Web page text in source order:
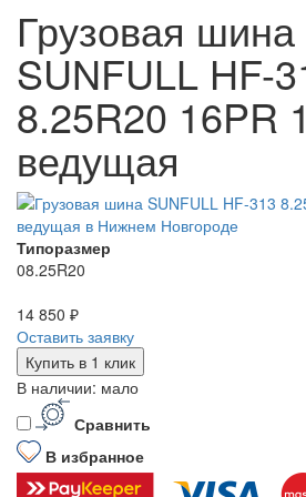
Грузовая шина
SUNFULL HF-
8.25R20 16PR
ведущая
Типоразмер
08.25R20
14 850 ₽
Оставить заявку
Купить в 1 клик
В наличии: мало
Сравнить
В избранное